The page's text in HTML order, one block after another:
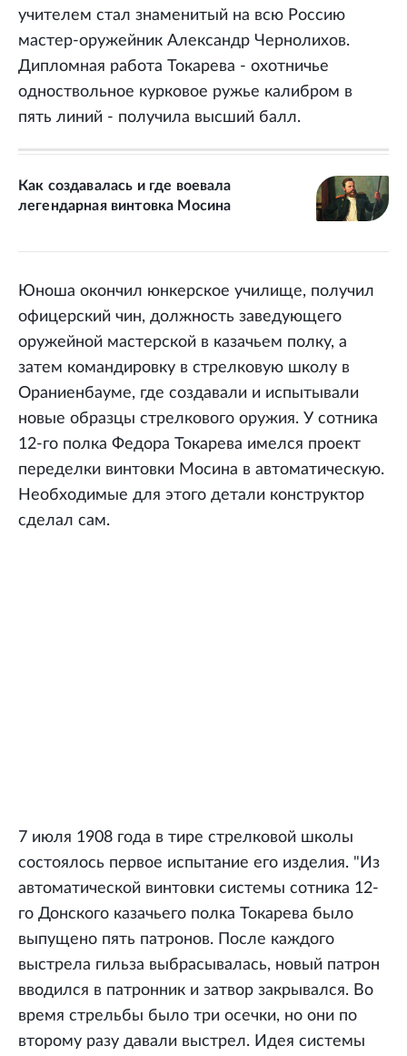
учителем стал знаменитый на всю Россию
мастер-оружейник Александр Чернолихов.
Дипломная работа Токарева - охотничье
одноствольное курковое ружье калибром в
пять линий - получила высший балл.
Как создавалась и где воевала
легендарная винтовка Мосина
Юноша окончил юнкерское училище, получил
офицерский чин, должность заведующего
оружейной мастерской в казачьем полку, а
затем командировку в стрелковую школу в
Ораниенбауме, где создавали и испытывали
новые образцы стрелкового оружия. У сотника
12-го полка Федора Токарева имелся проект
переделки винтовки Мосина в автоматическую.
Необходимые для этого детали конструктор
сделал сам.
7 июля 1908 года в тире стрелковой школы
состоялось первое испытание его изделия. "Из
автоматической винтовки системы сотника 12-
го Донского казачьего полка Токарева было
выпущено пять патронов. После каждого
выстрела гильза выбрасывалась, новый патрон
вводился в патронник и затвор закрывался. Во
время стрельбы было три осечки, но они по
второму разу давали выстрел. Идея системы